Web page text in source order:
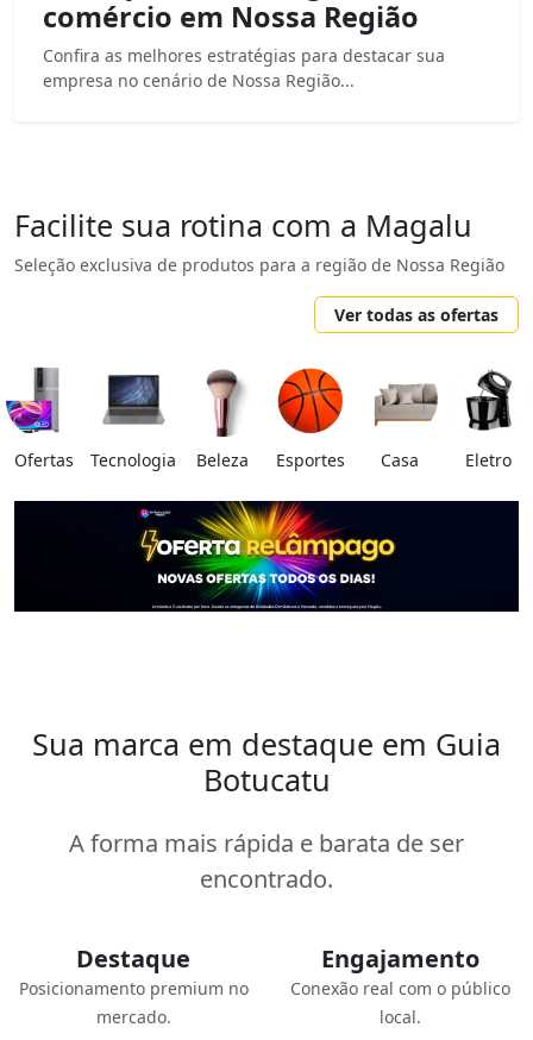
comércio em Nossa Região
Confira as melhores estratégias para destacar sua
empresa no cenário de Nossa Região...
Facilite sua rotina com a Magalu
Seleção exclusiva de produtos para a região de Nossa Região
Ver todas as ofertas
Ofertas Tecnologia Beleza Esportes Casa Eletro
Sua marca em destaque em Guia
Botucatu
A forma mais rápida e barata de ser
encontrado.
Destaque
Posicionamento premium no
mercado.
Engajamento
Conexão real com o público
local.